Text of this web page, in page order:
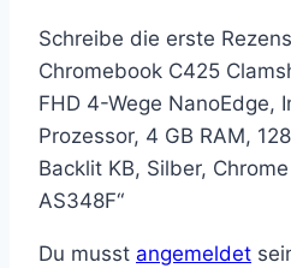
Schreibe die erste
Chromebook C425
FHD 4-Wege NanoEdge,
Prozessor, 4 GB RAM,
Backlit KB, Silber,
AS348F“
Du musst angemeldet